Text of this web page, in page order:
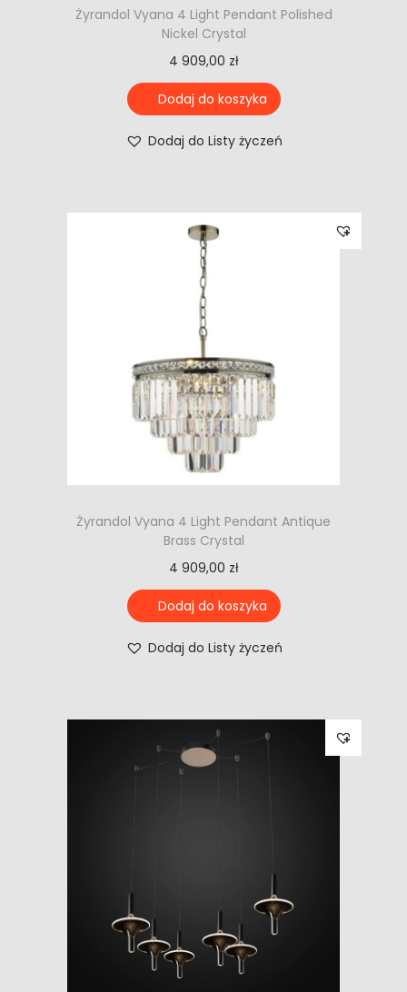
Żyrandol Vyana 4 Light Pendant Polished
Nickel Crystal
4 909,00 zł
Dodaj do koszyka
Dodaj do Listy życzeń
Żyrandol Vyana 4 Light Pendant Antique
Brass Crystal
4 909,00 zł
Dodaj do koszyka
Dodaj do Listy życzeń